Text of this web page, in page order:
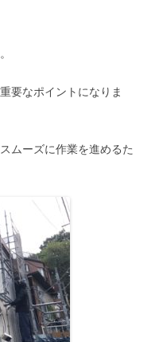
要なポイントになりま
ムーズに作業を進めるた